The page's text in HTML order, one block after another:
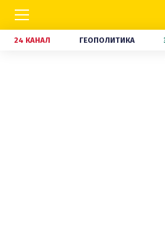
24 КАНАЛ ГЕОПОЛИТИКА